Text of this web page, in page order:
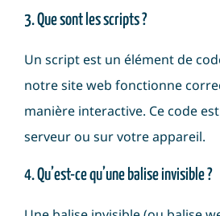
3. Que sont les scripts ?
Un script est un élément de
notre site web fonctionne
manière interactive. Ce code
serveur ou sur votre appareil.
4. Qu’est-ce qu’une balise invisible ?